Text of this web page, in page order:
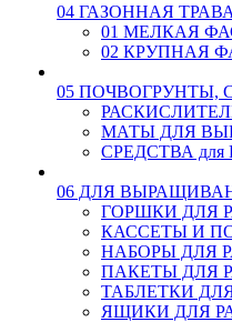
04 ГАЗОННАЯ ТРАВА
01 МЕЛКАЯ
02 КРУПНАЯ
05 ПОЧВОГРУНТЫ,
МАТЫ ДЛЯ
СРЕДСТВА
06 ДЛЯ
ГОРШКИ ДЛЯ
КАССЕТЫ И
НАБОРЫ ДЛЯ
ПАКЕТЫ ДЛЯ
ТАБЛЕТКИ
ЯЩИКИ ДЛЯ